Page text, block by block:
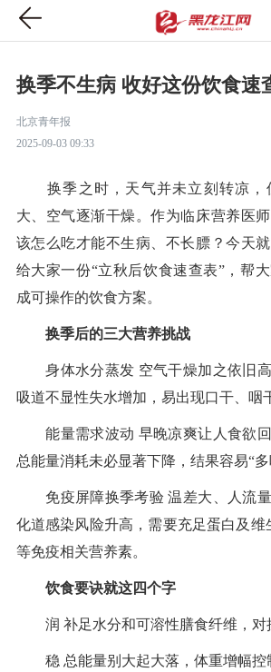
换季不生病 收好这份饮食速
北京青年报
2025-09-03 09:33
换季之时，天气并未立刻转凉，
大、空气逐渐干燥。作为临床营养医
该怎么吃才能不生病、不长膘？今天
给大家一份“立秋后饮食速查表”，帮
成可操作的饮食方案。
换季后的三大营养挑战
身体水分蒸发 空气干燥加之依旧高
吸道不显性失水增加，易出现口干、咽
能量需求波动 早晚凉爽让人食欲回
总能量消耗未必显著下降，结果容易“多
免疫屏障换季考验 温差大、人流量
化道感染风险升高，需要充足蛋白及维
等免疫相关营养素。
饮食要诀就这四个字
润 补足水分和可溶性膳食纤维，对
稳 总能量别大起大落，体重增幅控